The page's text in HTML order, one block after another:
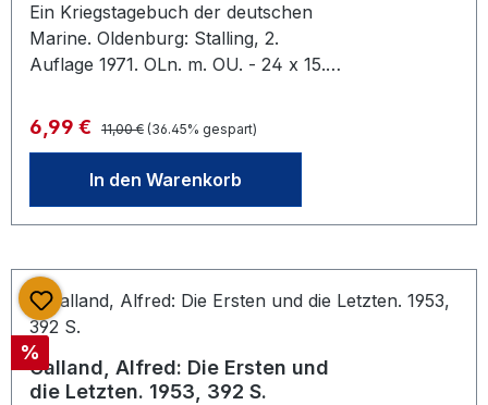
Ein Kriegstagebuch der deutschen
Marine. Oldenburg: Stalling, 2.
Auflage 1971. OLn. m. OU. - 24 x 15. *
Verkaufspreis:
6,99 € Regulärer Preis:
11,00 € (36.45% gespart)
In den Warenkorb
Rabatt
%
Galland, Alfred: Die Ersten und
die Letzten. 1953, 392 S.